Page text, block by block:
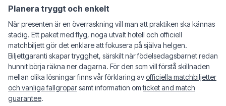
Planera tryggt och enkelt
När presenten är en överraskning vill man att praktiken ska kännas
stadig. Ett paket med flyg, noga utvalt hotell och officiell
matchbiljett gör det enklare att fokusera på själva helgen.
Biljettgaranti skapar trygghet, särskilt när födelsedagsbarnet redan
hunnit börja räkna ner dagarna. För den som vill förstå skillnaden
mellan olika lösningar finns vår förklaring avofficiella matchbiljetter
och vanliga fallgroparsamt information omticket and match
guarantee.